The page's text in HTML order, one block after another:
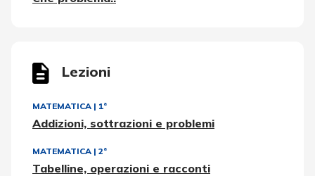
Lezioni
MATEMATICA | 1ª
Addizioni, sottrazioni e problemi
MATEMATICA | 2ª
Tabelline, operazioni e racconti